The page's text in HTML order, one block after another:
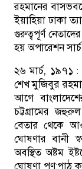
রহমানের
ইয়াহিয়া ঢাকা
গুরুত্বপূর্ণ
হয় অপারেশন
২৬ মার্চ, ১৯৭১ :
শেখ মুজিবুর
আগে
চট্টগ্রামের
বেতার থেকে
ঘোষণার বানী
অবস্থিত অষ্টম
ঘোষণা পূণ:পাঠ